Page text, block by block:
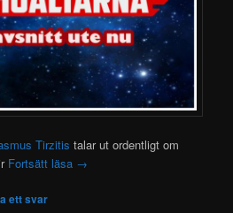
Tirzitis talar ut ordentligt om
Fortsätt läsa →
ett svar